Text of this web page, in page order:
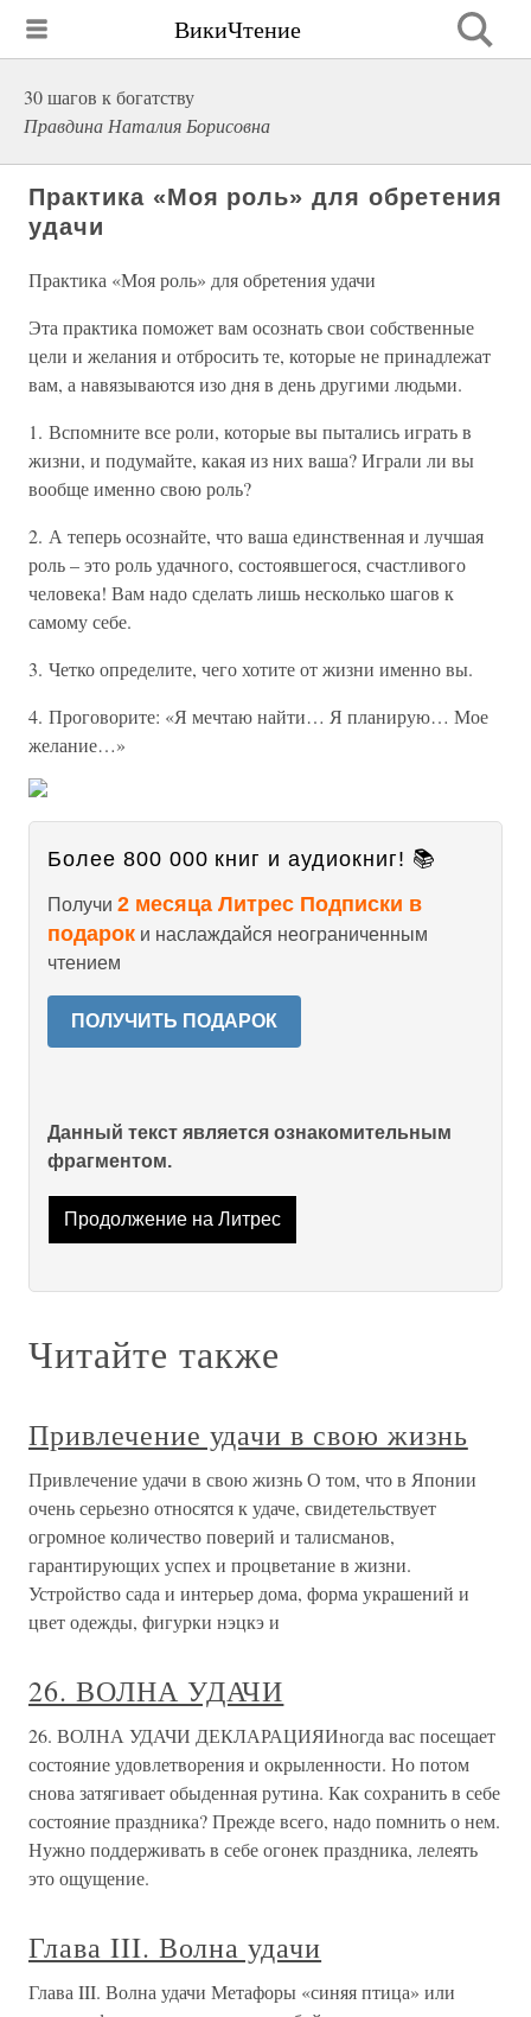
ВикиЧтение
30 шагов к богатству
Правдина Наталия Борисовна
Практика «Моя роль» для обретения
удачи
Практика «Моя роль» для обретения удачи
Эта практика поможет вам осознать свои собственные
цели и желания и отбросить те, которые не принадлежат
вам, а навязываются изо дня в день другими людьми.
1. Вспомните все роли, которые вы пытались играть в
жизни, и подумайте, какая из них ваша? Играли ли вы
вообще именно свою роль?
2. А теперь осознайте, что ваша единственная и лучшая
роль – это роль удачного, состоявшегося, счастливого
человека! Вам надо сделать лишь несколько шагов к
самому себе.
3. Четко определите, чего хотите от жизни именно вы.
4. Проговорите: «Я мечтаю найти… Я планирую… Мое
желание…»
Более 800 000 книг и аудиокниг! 📚
Получи 2 месяца Литрес Подписки в
подарок и наслаждайся неограниченным
чтением
ПОЛУЧИТЬ ПОДАРОК
Данный текст является ознакомительным
фрагментом.
Продолжение на Литрес
Читайте также
Привлечение удачи в свою жизнь
Привлечение удачи в свою жизнь О том, что в Японии
очень серьезно относятся к удаче, свидетельствует
огромное количество поверий и талисманов,
гарантирующих успех и процветание в жизни.
Устройство сада и интерьер дома, форма украшений и
цвет одежды, фигурки нэцкэ и
26. ВОЛНА УДАЧИ
26. ВОЛНА УДАЧИ ДЕКЛАРАЦИЯИногда вас посещает
состояние удовлетворения и окрыленности. Но потом
снова затягивает обыденная рутина. Как сохранить в себе
состояние праздника? Прежде всего, надо помнить о нем.
Нужно поддерживать в себе огонек праздника, лелеять
это ощущение.
Глава III. Волна удачи
Глава III. Волна удачи Метафоры «синяя птица» или